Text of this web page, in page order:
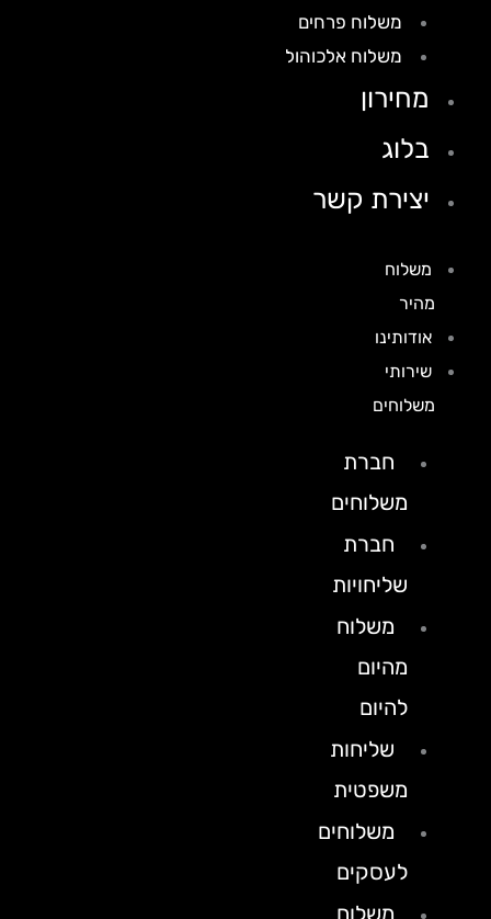
משלוח פרחים
משלוח אלכוהול
מחירון
בלוג
יצירת קשר
משלוח
אודותינו
שירותי
משלוחים
חברת
משלוחים
חברת
שליחויות
משלוח
מהיום
להיום
שליחות
משפטית
משלוחים
לעסקים